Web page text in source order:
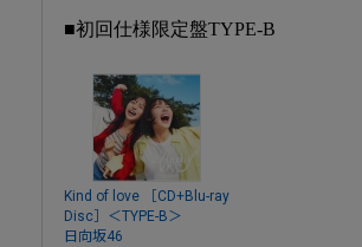
■初回仕様限定盤TYPE-B
Kind of love ［CD+Blu-ray
Disc］＜TYPE-B＞
日向坂46